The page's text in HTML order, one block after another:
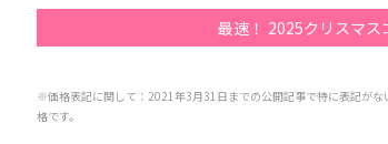
最速！ 2025クリスマス
※価格表記に関して：2021年3月31日までの公開記事で特に表記が
格です。